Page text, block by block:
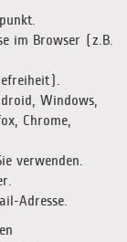
im Browser (z.B.
Windows,
Chrome,
verwenden.
Adresse.